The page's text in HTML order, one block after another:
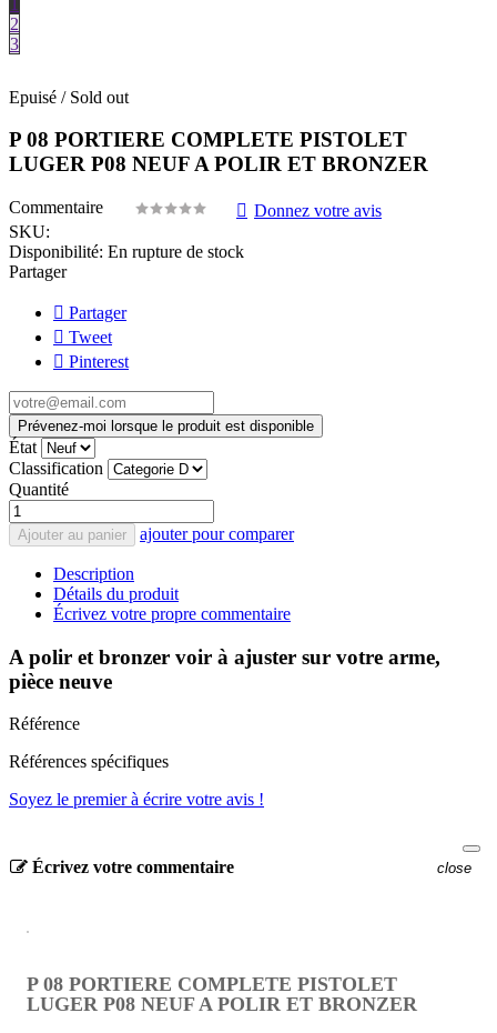
2
3
Epuisé / Sold out
P 08 PORTIERE COMPLETE PISTOLET
LUGER P08 NEUF A POLIR ET BRONZER
Commentaire
Donnez votre avis
SKU:
Disponibilité: En rupture de stock
Partager
Partager
Tweet
Pinterest
Prévenez-moi lorsque le produit est disponible
État
Classification
Quantité
Ajouter au panier ajouter pour comparer
Description
Détails du produit
Écrivez votre propre commentaire
A polir et bronzer voir à ajuster sur votre arme,
pièce neuve
Référence
Références spécifiques
Soyez le premier à écrire votre avis !
Écrivez votre commentaire close
P 08 PORTIERE COMPLETE PISTOLET
LUGER P08 NEUF A POLIR ET BRONZER